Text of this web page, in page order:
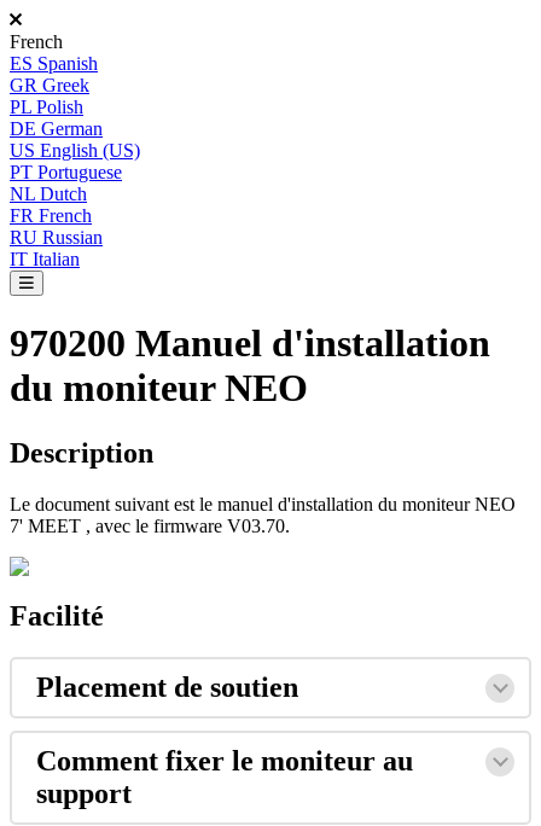
French
ES Spanish
GR Greek
PL Polish
DE German
US English (US)
PT Portuguese
NL Dutch
FR French
RU Russian
IT Italian
970200 Manuel d'installation
du moniteur NEO
Description
Le document suivant est le manuel d'installation du moniteur NEO
7' MEET , avec le firmware V03.70.
Facilité
Placement de soutien
Comment fixer le moniteur au
support